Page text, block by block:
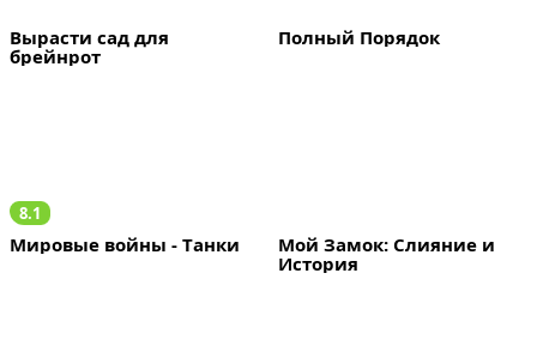
Вырасти сад для
брейнрот
Полный Порядок
8.1
Мировые войны - Tанки
Мой Замок: Слияние и
История